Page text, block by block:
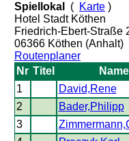
Spiellokal ( Karte)
Hotel Stadt Köthen
Friedrich-Ebert-Straße
06366 Köthen (Anhalt)
Routenplaner
Nr Titel Name
1
David,Rene
2
Bader,Philipp
3